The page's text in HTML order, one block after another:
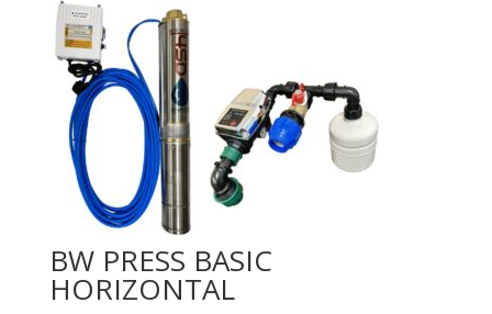
BW PRESS BASIC
HORIZONTAL